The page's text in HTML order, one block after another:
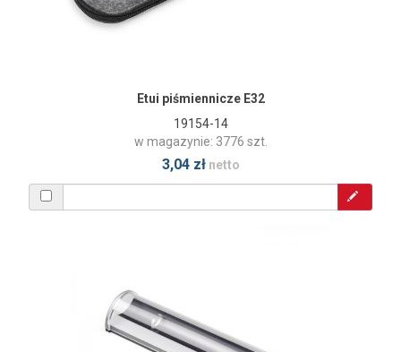
Etui piśmiennicze E32
19154-14
w magazynie: 3776 szt.
3,04 złnetto